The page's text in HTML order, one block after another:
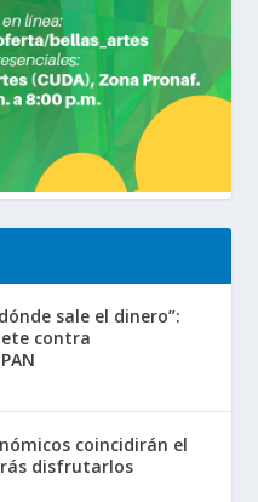
sale el dinero”:
contra
coincidirán el
disfrutarlos